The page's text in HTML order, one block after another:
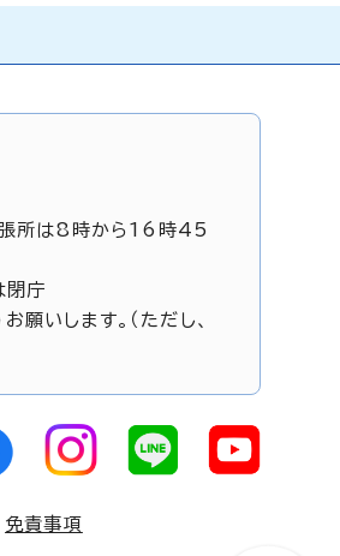
所は8時から16時45
閉庁
いします。（ただし、
免責事項